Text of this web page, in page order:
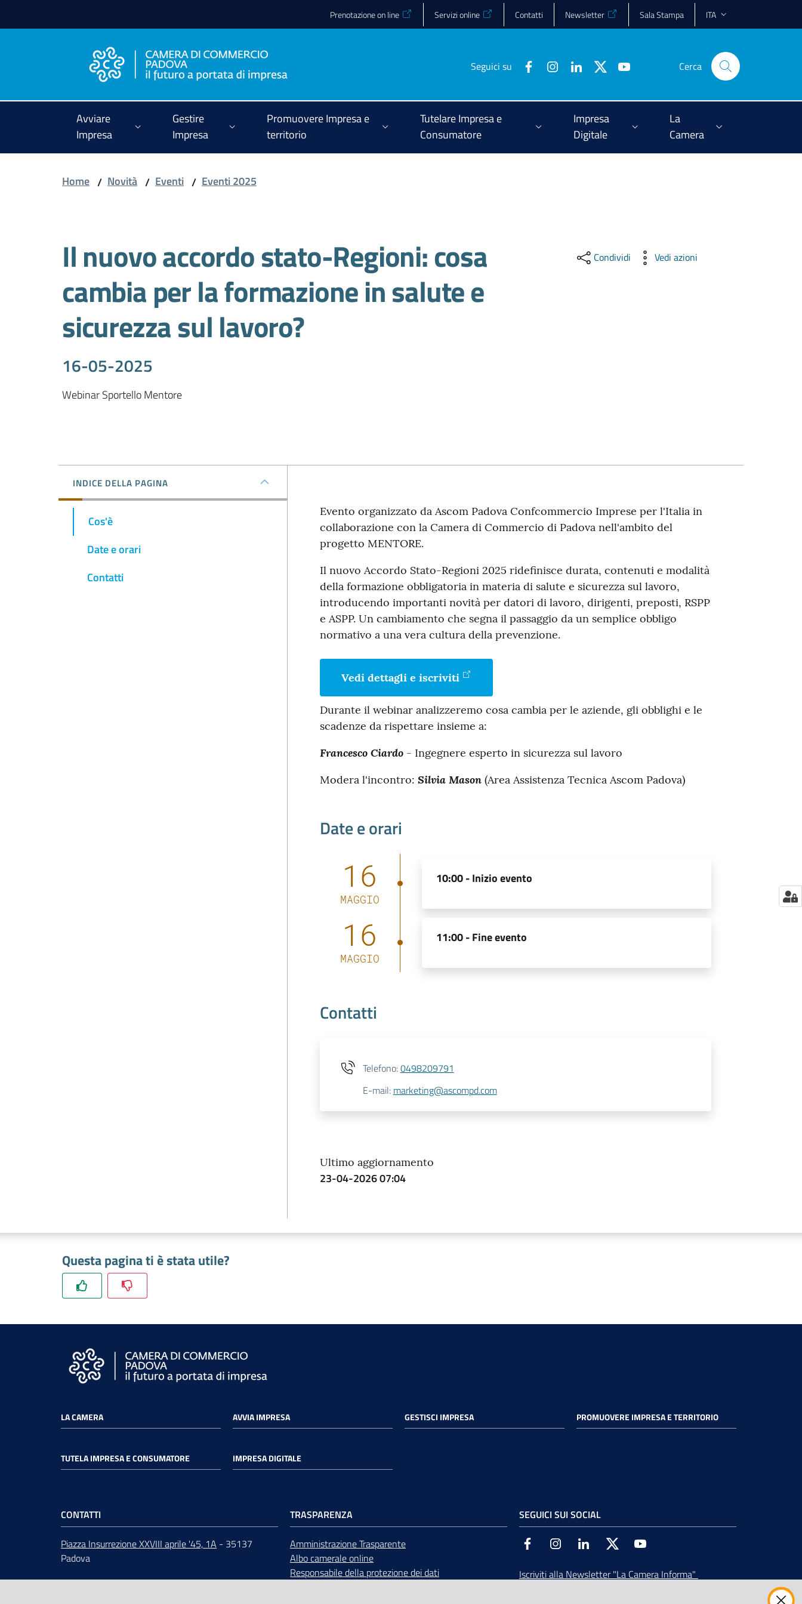
Prenotazione on line Servizi online Contatti Newsletter Sala Stampa ITA
Seguici su Cerca
Avviare
Impresa
Gestire
Impresa
Promuovere Impresa e
territorio
Tutelare Impresa e
Consumatore
Impresa
Digitale
La
Camera
Home / Novità / Eventi / Eventi 2025
Il nuovo accordo stato-Regioni: cosa
cambia per la formazione in salute e
sicurezza sul lavoro?
16-05-2025
Webinar Sportello Mentore
Condividi Vedi azioni
INDICE DELLA PAGINA
Cos'è
Date e orari
Contatti
Evento organizzato da Ascom Padova Confcommercio Imprese per l'Italia in
collaborazione con la Camera di Commercio di Padova nell'ambito del
progetto MENTORE.
Il nuovo Accordo Stato-Regioni 2025 ridefinisce durata, contenuti e modalità
della formazione obbligatoria in materia di salute e sicurezza sul lavoro,
introducendo importanti novità per datori di lavoro, dirigenti, preposti, RSPP
e ASPP. Un cambiamento che segna il passaggio da un semplice obbligo
normativo a una vera cultura della prevenzione.
Vedi dettagli e iscriviti
Durante il webinar analizzeremo cosa cambia per le aziende, gli obblighi e le
scadenze da rispettare insieme a:
Francesco Ciardo- Ingegnere esperto in sicurezza sul lavoro
Modera l'incontro: Silvia Mason(Area Assistenza Tecnica Ascom Padova)
Date e orari
16
MAGGIO
10:00 -Inizio evento
16
MAGGIO
11:00 -Fine evento
Contatti
Telefono:0498209791
E-mail: marketing@ascompd.com
Ultimo aggiornamento
23-04-2026 07:04
Questa pagina ti è stata utile?
LA CAMERA AVVIA IMPRESA GESTISCI IMPRESA PROMUOVERE IMPRESA E TERRITORIO
TUTELA IMPRESA E CONSUMATORE IMPRESA DIGITALE
CONTATTI
Piazza Insurrezione XXVIII aprile '45, 1A - 35137
Padova
ORARIdal lunedì al venerdì 9:00 - 12:30
TRASPARENZA
Amministrazione Trasparente
Albo camerale online
Responsabile della protezione dei dati
SEGUICI SUI SOCIAL
Facebook InstagramLinkedin Twitter
Iscriviti alla Newsletter "La Camera Informa"